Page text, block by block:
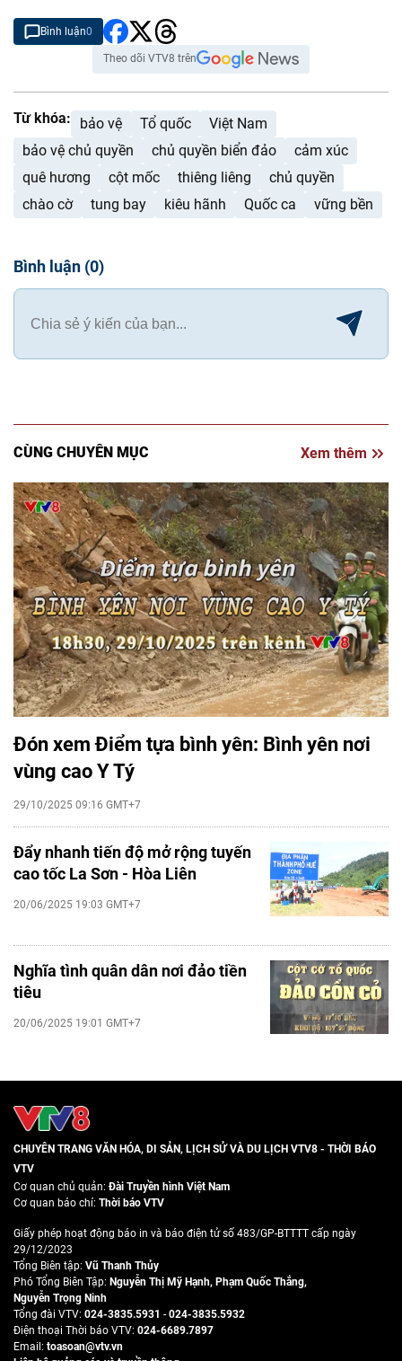
Bình luận0
Theo dõi VTV8 trên
Từ khóa: bảo vệ Tổ quốc
Việt Nam
bảo vệ chủ quyền
chủ quyền biển đảo
cảm xúc
quê hương
cột mốc thiêng liêng
chủ quyền
chào cờ
tung bay kiêu hãnh Quốc ca vững bền
Bình luận (0)
CÙNG CHUYÊN MỤC Xem thêm
Đón xem Điểm tựa bình yên: Bình yên nơi
vùng cao Y Tý
29/10/2025 09:16 GMT+7
Đẩy nhanh tiến độ mở rộng tuyến
cao tốc La Sơn - Hòa Liên
20/06/2025 19:03 GMT+7
Nghĩa tình quân dân nơi đảo tiền
tiêu
20/06/2025 19:01 GMT+7
CHUYÊN TRANG VĂN HÓA, DI SẢN, LỊCH SỬ VÀ DU LỊCH VTV8 - THỜI BÁO
VTV
Cơ quan chủ quản:Đài Truyền hình Việt Nam
Cơ quan báo chí: Thời báo VTV
Giấy phép hoạt động báo in và báo điện tử số 483/GP-BTTTT cấp ngày
29/12/2023
Tổng Biên tập: Vũ Thanh Thủy
Phó Tổng Biên Tập: Nguyễn Thị Mỹ Hạnh, Phạm Quốc Thắng,
Nguyễn Trọng Ninh
Tổng đài VTV: 024-3835.5931 - 024-3835.5932
Ðiện thoại Thời báo VTV: 024-6689.7897
Email: toasoan@vtv.vn